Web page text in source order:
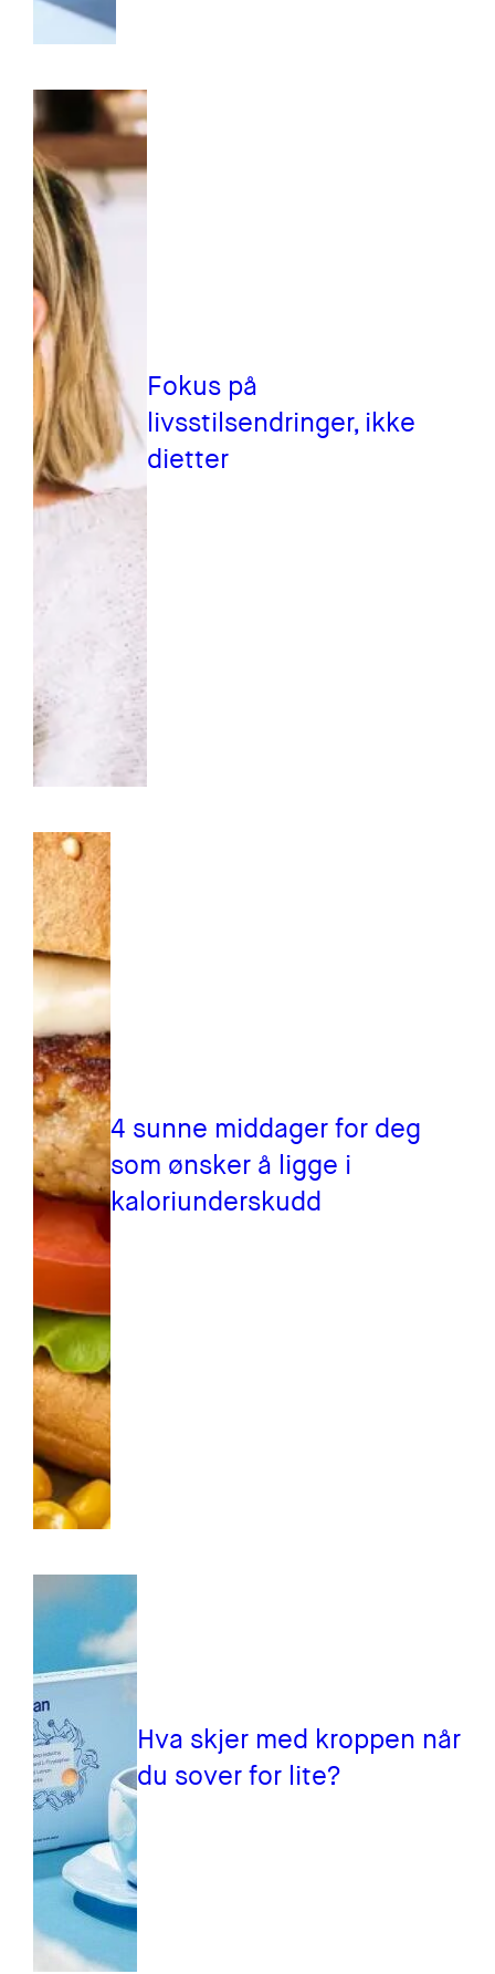
Fokus på
livsstilsendringer, ikke
dietter
4 sunne middager for deg
som ønsker å ligge i
kaloriunderskudd
Hva skjer med kroppen når
du sover for lite?